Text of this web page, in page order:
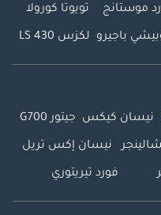
موستانج تويوتا كورولا
باجيرو لكزس LS 430
نيسان كيكس جيتور G700
نيسان إكس تريل
فورد تيريتوري